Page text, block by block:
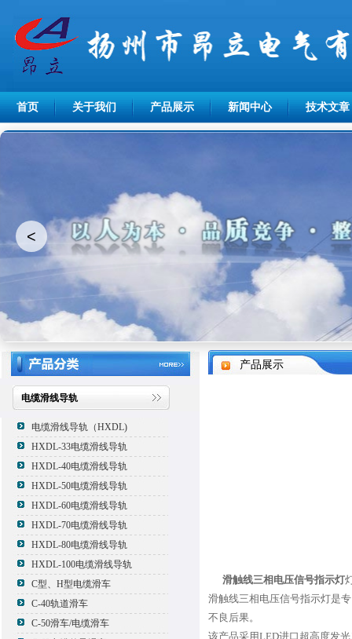
首页 关于我们 产品展示 新闻中心 技术文章
<
电缆滑线导轨
电缆滑线导轨（HXDL)
HXDL-33电缆滑线导轨
HXDL-40电缆滑线导轨
HXDL-50电缆滑线导轨
HXDL-60电缆滑线导轨
HXDL-70电缆滑线导轨
HXDL-80电缆滑线导轨
HXDL-100电缆滑线导轨
C型、H型电缆滑车
C-40轨道滑车
C-50滑车/电缆滑车
产品展示
滑触线三相电压信号指示灯
滑触线三相电压信号指示灯是
不良后果。
该产品采用LED进口超高度发